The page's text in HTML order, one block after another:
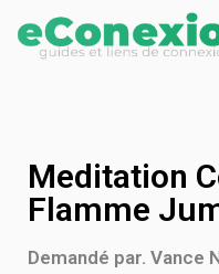
Meditation
Flamme
Demandé par. Vance